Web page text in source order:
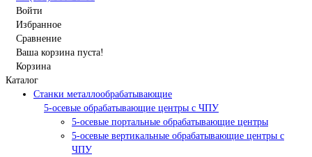
Войти
Избранное
Сравнение
Ваша корзина пуста!
Корзина
Каталог
Станки металлообрабатывающие
5-осевые обрабатывающие центры с ЧПУ
5-осевые портальные обрабатывающие центры
5-осевые вертикальные обрабатывающие центры с
ЧПУ